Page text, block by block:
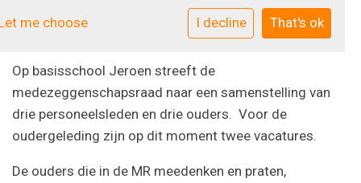
MR
Op basisschool Jeroen streeft de
medezeggenschapsraad naar een samenstelling van
drie personeelsleden en drie ouders. Voor de
oudergeleding zijn op dit moment twee vacatures.
De ouders die in de MR meedenken en praten,
me choose I decline That's ok